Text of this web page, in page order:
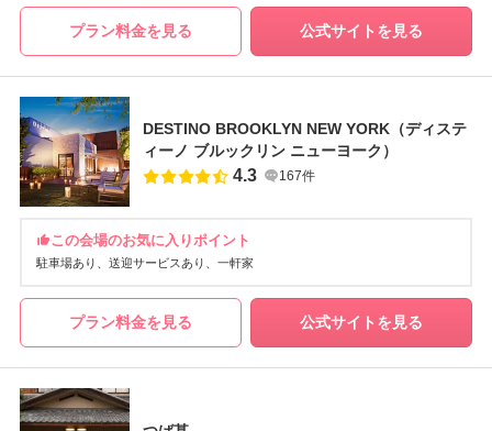
プラン料金を見る 公式サイトを見る
DESTINO BROOKLYN NEW YORK（ディステ
ィーノ ブルックリン ニューヨーク）
4.3 167件
この会場のお気に入りポイント
駐車場あり 送迎サービスあり 一軒家
プラン料金を見る 公式サイトを見る